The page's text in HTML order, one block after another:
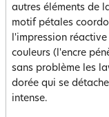
autres éléments de
motif pétales
l'impression
couleurs (l'encre
sans problème les
dorée qui se
intense.